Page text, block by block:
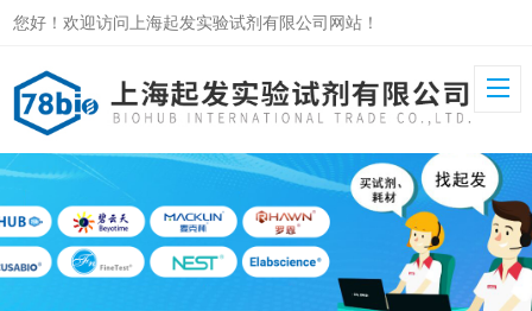
您好！欢迎访问上海起发实验试剂有限公司网站！